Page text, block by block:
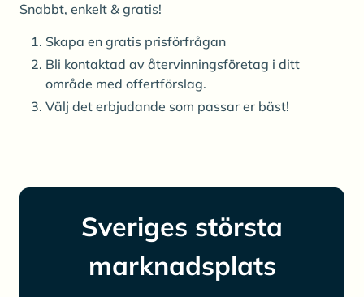
Snabbt, enkelt & gratis!
Skapa en gratis prisförfrågan
Bli kontaktad av återvinningsföretag i ditt
område med offertförslag.
Välj det erbjudande som passar er bäst!
Sveriges största
marknadsplats